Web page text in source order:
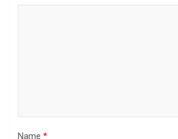
Name *